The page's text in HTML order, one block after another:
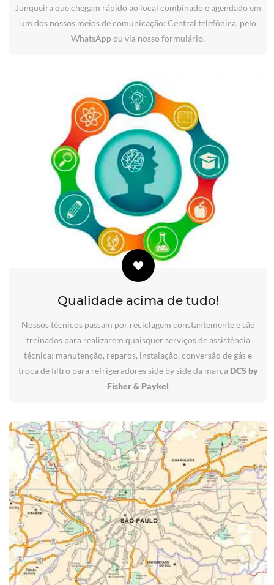
Junqueira que chegam rápido ao local combinado e agendado em
um dos nossos meios de comunicação: Central telefônica, pelo
WhatsApp ou via nosso formulário.
Qualidade acima de tudo!
Nossos técnicos passam por reciclagem constantemente e são
treinados para realizarem quaisquer serviços de assistência
técnica: manutenção, reparos, instalação, conversão de gás e
troca de filtro para refrigeradores side by side da marca DCS by
Fisher & Paykel